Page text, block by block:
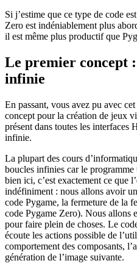
Si j’estime que ce type de code
Zero est indéniablement plus
il est même plus productif que
Le premier concept
infinie
En passant, vous avez pu avec
concept pour la création de jeux
présent dans toutes les interfaces
infinie.
La plupart des cours
boucles infinies car le
bien ici, c’est exactement ce que
indéfiniment : nous allons avoir
code Pygame, la fermeture de la
code Pygame Zero). Nous allons
pour faire plein de choses. Le
écoute les actions possible de
comportement des composants,
génération de l’image suivante.